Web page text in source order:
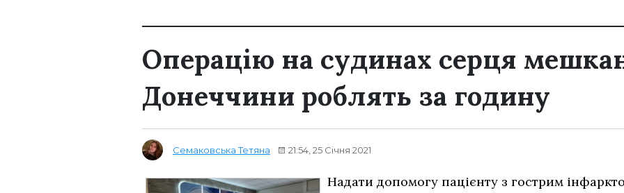
Операцію на судинах серця
Донеччини роблять за годину
Семаковська Тетяна 21:54, 25 Січня 2021
Надати допомогу пацієнту з гострим